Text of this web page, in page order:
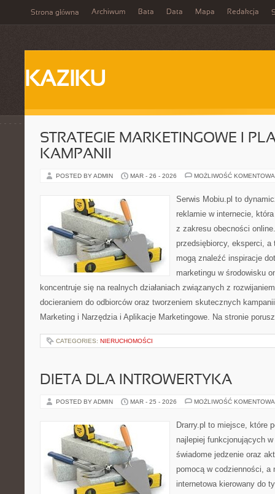
Strona główna Archiwum Bata Data Mapa Redakcja
KAZIKU
STRATEGIE MARKETINGOWE I
KAMPANII
POSTED BY ADMIN MAR - 26 - 2026 MOŻLIWOŚĆ
Serwis Mobiu.pl to
reklamie w internecie,
z zakresu obecności
przedsiębiorcy, eksperci,
mogą znaleźć inspiracje
marketingu w środowisku
koncentruje się na realnych działaniach związanych z
docieraniem do odbiorców oraz tworzeniem skutecznych
Marketing i Narzędzia i Aplikacje Marketingowe. Na stronie
CATEGORIES: NIERUCHOMOŚCI
DIETA DLA INTROWERTYKA
POSTED BY ADMIN MAR - 25 - 2026 MOŻLIWOŚĆ
Drarry.pl to miejsce, które
najlepiej funkcjonujących
świadome jedzenie oraz
pomocą w codzienności, a
internetowa kierowany do